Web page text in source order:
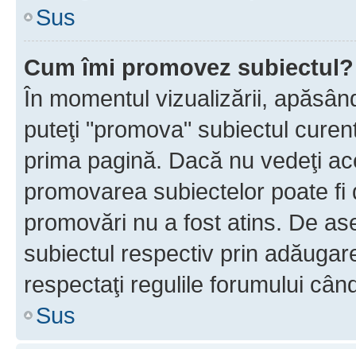
Sus
Cum îmi promovez subiectul?
În momentul vizualizării,
puteţi "promova" subiectul
prima pagină. Dacă nu vedeţi
promovarea subiectelor poate
promovări nu a fost atins. De
subiectul respectiv prin
respectaţi regulile forumului
Sus